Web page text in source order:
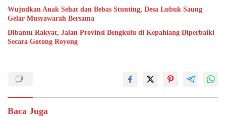
Wujudkan Anak Sehat dan Bebas Stunting, Desa Lubuk Saung
Gelar Musyawarah Bersama
Dibantu Rakyat, Jalan Provinsi Bengkulu di Kepahiang Diperbaiki
Secara Gotong Royong
Baca Juga